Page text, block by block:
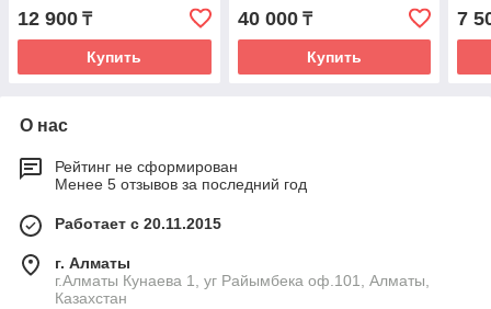
12 900 ₸
Купить
40 000₸
Купить
7
О нас
Рейтинг не сформирован
Менее 5 отзывов за последний год
Работает с 20.11.2015
г. Алматы
г.Алматы Кунаева 1, уг Райымбека оф.101, Алматы,
Казахстан